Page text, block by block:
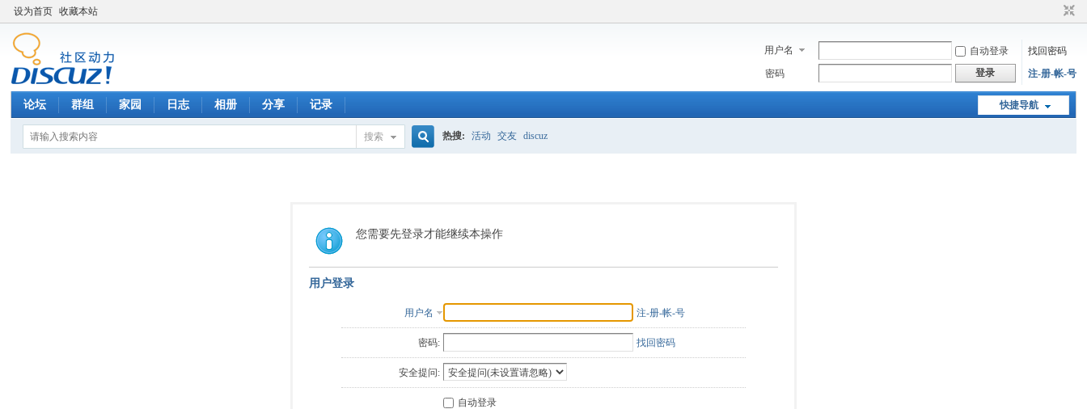
设为首页 收藏本站
用户名 自动登录
找回密码
密码
登录 注-册-帐-号
快捷导航
论坛 群组 家园 日志 相册 分享 记录
搜索
索
热搜: 活动 交友 discuz
您需要先登录才能继续本操作
用户登录
用户名 注-册-帐-号
密码: 找回密码
安全提问:
自动登录